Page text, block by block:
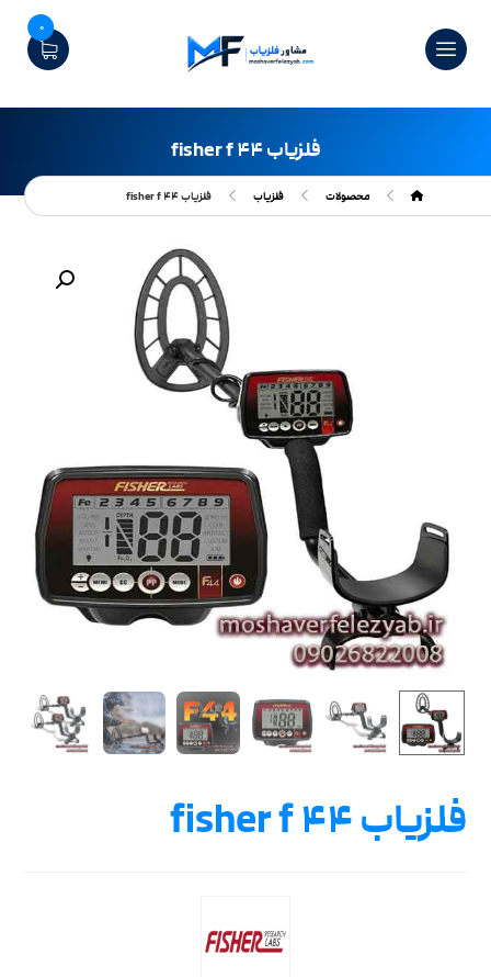
0
فلزیاب fisher f ۴۴
محصولات فلزیاب فلزیاب fisher f ۴۴
بزرگنمایی تصویر
فلزیاب fisher f ۴۴